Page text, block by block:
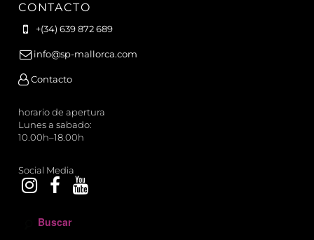
CONTACTO
+(34) 639 872 689
info@sp-mallorca.com
Contacto
horario de apertura
Lunes a sabado:
10.00h–18.00h
Social Media